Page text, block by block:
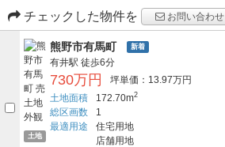
チェックした物件を
お問い合わせ
土地
熊野市有馬町 新着
有井駅 徒歩6分
730万円
坪単価：13.97万円
土地面積
172.70m2
総区画数
1
最適用途
住宅用地
店舗用地